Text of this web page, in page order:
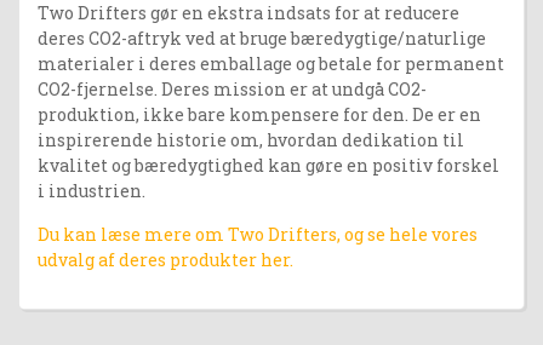
Two Drifters gør en ekstra indsats for at reducere
deres CO2-aftryk ved at bruge bæredygtige/naturlige
materialer i deres emballage og betale for permanent
CO2-fjernelse. Deres mission er at undgå CO2-
produktion, ikke bare kompensere for den. De er en
inspirerende historie om, hvordan dedikation til
kvalitet og bæredygtighed kan gøre en positiv forskel
i industrien.
Du kan læse mere om Two Drifters, og se hele vores
udvalg af deres produkter her.